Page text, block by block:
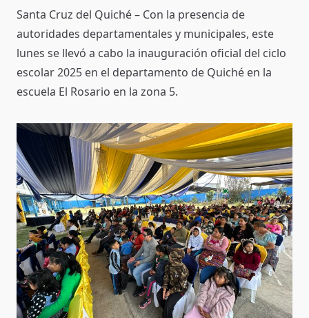
Santa Cruz del Quiché – Con la presencia de
autoridades departamentales y municipales, este
lunes se llevó a cabo la inauguración oficial del ciclo
escolar 2025 en el departamento de Quiché en la
escuela El Rosario en la zona 5.